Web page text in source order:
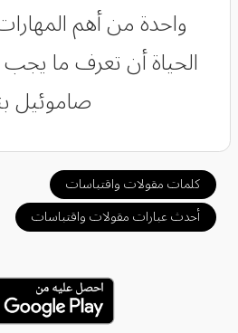
واحدة من أهم
الحياة أن تعرف ما
صاموئيل
كلمات مقولات واقتباسات
أحدث عبارات مقولات واقتباسات